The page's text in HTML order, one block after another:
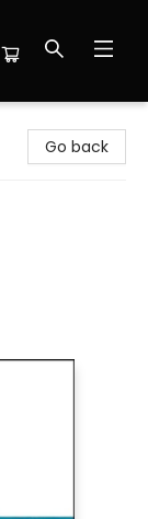
Go back